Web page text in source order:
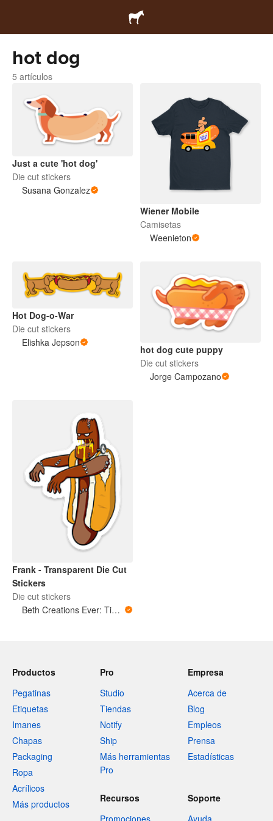
hot dog
5 artículos
Just a cute 'hot dog'
Die cut stickers
Susana Gonzalez
Wiener Mobile
Camisetas
Weenieton
Hot Dog-o-War
Die cut stickers
Elishka Jepson
hot dog cute puppy
Die cut stickers
Jorge Campozano
Frank - Transparent Die Cut
Stickers
Die cut stickers
Beth Creations Ever: Tiny Art for Big Feelings
Productos
Pegatinas
Etiquetas
Imanes
Chapas
Packaging
Ropa
Acrílicos
Más productos
Pro
Studio
Tiendas
Notify
Ship
Más herramientas
Pro
Empresa
Acerca de
Blog
Empleos
Prensa
Estadísticas
Recursos
Soporte